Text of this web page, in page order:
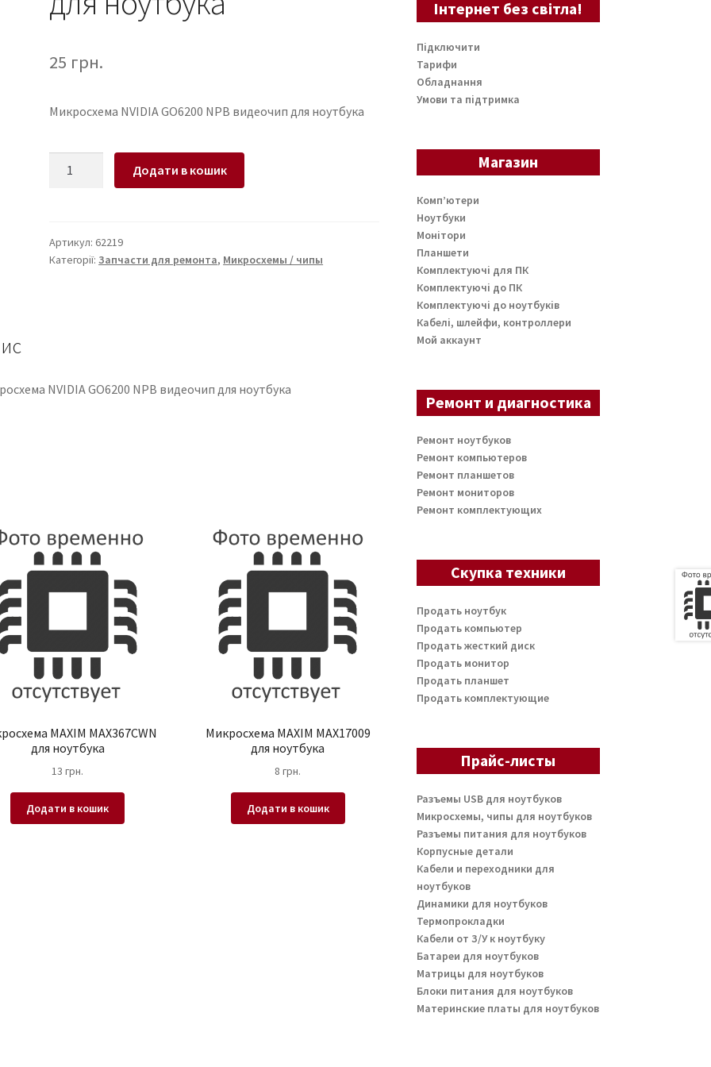
25 грн.
Микросхема NVIDIA GO6200 NPB видеочип для ноутбука
видеочип
для
Додати в кошик
Артикул: 62219
Категорії:Запчасти для ремонта, Микросхемы / чипы
NVIDIA GO6200 NPB видеочип для ноутбука
MAXIM MAX367CWN
для ноутбука
13грн.
Додати в кошик
Микросхема MAXIM MAX17009
для ноутбука
8грн.
Додати в кошик
Інтернет без світла!
Підключити
Тарифи
Обладнання
Умови та підтримка
Магазин
Комп’ютери
Ноутбуки
Монітори
Планшети
Комплектуючі для ПК
Комплектуючі до ПК
Комплектуючі до ноутбуків
Кабелі, шлейфи, контроллери
Мой аккаунт
Ремонт и диагностика
Ремонт ноутбуков
Ремонт компьютеров
Ремонт планшетов
Ремонт мониторов
Ремонт комплектующих
Скупка техники
Продать ноутбук
Продать компьютер
Продать жесткий диск
Продать монитор
Продать планшет
Продать комплектующие
Прайс-листы
Разъемы USB для ноутбуков
Микросхемы, чипы для ноутбуков
Разъемы питания для ноутбуков
Корпусные детали
Кабели и переходники для
ноутбуков
Динамики для ноутбуков
Термопрокладки
Кабели от З/У к ноутбуку
Батареи для ноутбуков
Матрицы для ноутбуков
Блоки питания для ноутбуков
Материнские платы для ноутбуков